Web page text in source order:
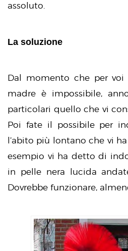
assoluto.
La soluzione
Dal momento che per voi
madre è impossibile,
particolari quello che vi
Poi fate il possibile per
l’abito più lontano che vi
esempio vi ha detto di
in pelle nera lucida
Dovrebbe funzionare,